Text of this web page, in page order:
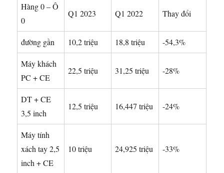
Hàng 0 – Ô
0
Q1 2023 Q1 2022 Thay đổi
đường gần 10,2 triệu 18,8 triệu -54,3%
Máy khách
PC + CE
22,5 triệu 31,25 triệu -28%
DT + CE
3,5 inch
12,5 triệu 16,447 triệu -24%
Máy tính
xách tay 2,5
inch + CE
10 triệu 24,925 triệu -33%